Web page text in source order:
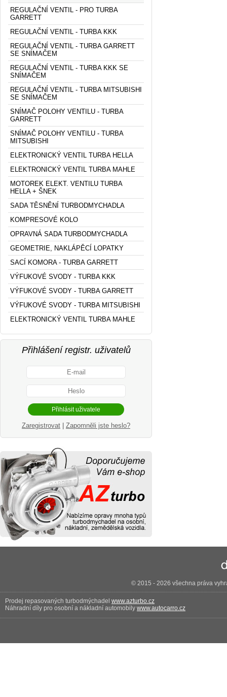
REGULAČNÍ VENTIL - PRO TURBA
GARRETT
REGULAČNÍ VENTIL - TURBA KKK
REGULAČNÍ VENTIL - TURBA GARRETT
SE SNÍMAČEM
REGULAČNÍ VENTIL - TURBA KKK SE
SNÍMAČEM
REGULAČNÍ VENTIL - TURBA MITSUBISHI
SE SNÍMAČEM
SNÍMAČ POLOHY VENTILU - TURBA
GARRETT
SNÍMAČ POLOHY VENTILU - TURBA
MITSUBISHI
ELEKTRONICKÝ VENTIL TURBA HELLA
ELEKTRONICKÝ VENTIL TURBA MAHLE
MOTOREK ELEKT. VENTILU TURBA
HELLA + ŠNEK
SADA TĚSNĚNÍ TURBODMYCHADLA
KOMPRESOVÉ KOLO
OPRAVNÁ SADA TURBODMYCHADLA
GEOMETRIE, NAKLÁPĚCÍ LOPATKY
SACÍ KOMORA - TURBA GARRETT
VÝFUKOVÉ SVODY - TURBA KKK
VÝFUKOVÉ SVODY - TURBA GARRETT
VÝFUKOVÉ SVODY - TURBA MITSUBISHI
ELEKTRONICKÝ VENTIL TURBA MAHLE
Přihlášení registr. uživatelů
Zaregistrovat Zapomněli jste heslo?
© 2015 - 2026 všechna práva
Prodej repasovaných turbodmýchadel www.azturbo.cz
Náhradní díly pro osobní a nákladní automobily www.autocarro.cz